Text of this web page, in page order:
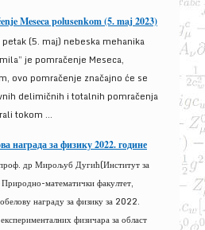
Meseca polusenkom (5. maj 2023)
petak (5. maj) nebeska mehanika
je pomračenje Meseca,
ovo pomračenje značajno će se
delimičnih i totalnih pomračenja
tokom ...
награда за физику 2022. године
др Мирољуб Дугић(Институт за
математички факултет,
награду за физику за 2022.
физичара за област